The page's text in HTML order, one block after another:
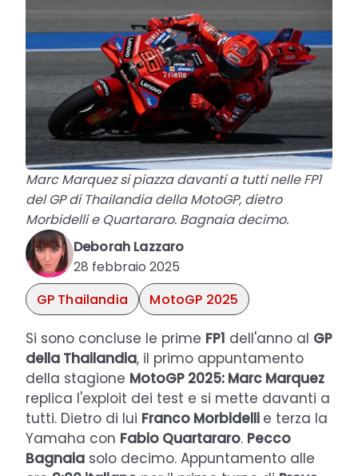
Marc Marquez si piazza davanti a tutti nelle FP1
del GP di Thailandia della MotoGP, dietro
Morbidelli e Quartararo. Bagnaia decimo.
Deborah Lazzaro
28 febbraio 2025
GP Thailandia
MotoGP 2025
Si sono concluse le prime FP1 dell'anno al GP
della Thailandia, il primo appuntamento
della stagione MotoGP 2025: Marc Marquez
replica l'exploit dei test e si mette davanti a
tutti. Dietro di lui Franco Morbidelli e terza la
Yamaha con Fabio Quartararo. Pecco
Bagnaia solo decimo. Appuntamento alle